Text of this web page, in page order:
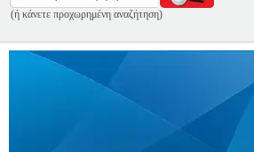
(ή κάνετε προχωρημένη αναζήτηση)